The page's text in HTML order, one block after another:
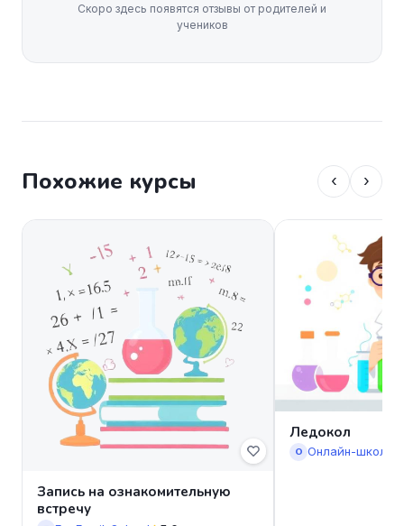
Скоро здесь появятся отзывы от родителей и
учеников
Похожие курсы ‹ ›
Запись на ознакомительную
встречу
Ледокол
О Онлайн-школа